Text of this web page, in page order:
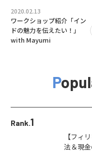
2020.02.13
ワークショップ紹介「イン
ドの魅力を伝えたい！」
with Mayumi
Rank.1
【フィ
法＆現